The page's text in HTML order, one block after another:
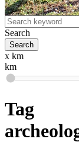
Search
x km
km
Tag